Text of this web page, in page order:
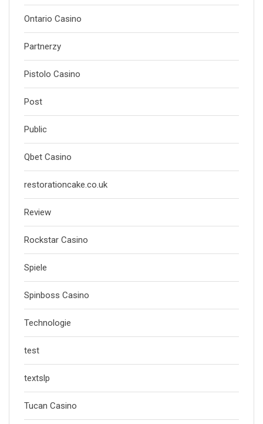
Ontario Casino
Partnerzy
Pistolo Casino
Post
Public
Qbet Casino
restorationcake.co.uk
Review
Rockstar Casino
Spiele
Spinboss Casino
Technologie
test
textslp
Tucan Casino